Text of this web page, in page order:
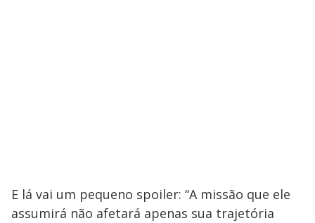
E lá vai um pequeno spoiler: “A missão que ele
assumirá não afetará apenas sua trajetória